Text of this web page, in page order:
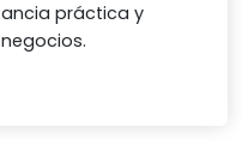
práctica y